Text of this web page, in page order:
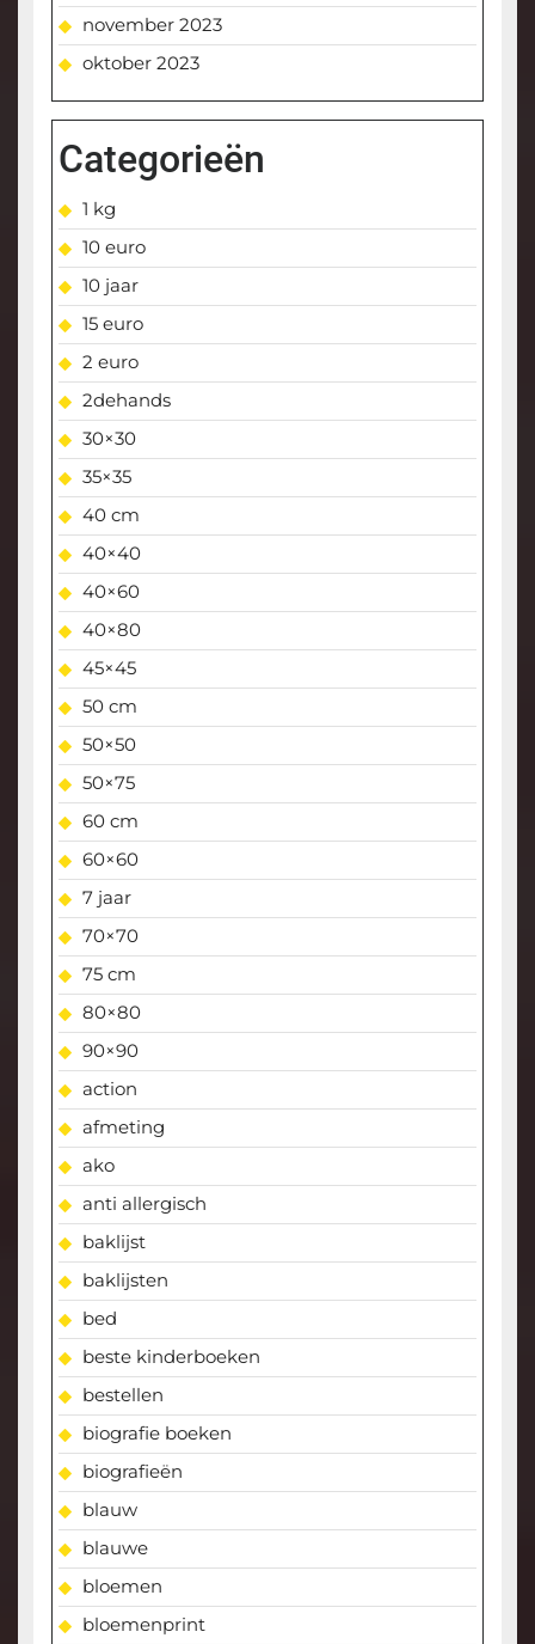
november 2023
oktober 2023
Categorieën
1 kg
10 euro
10 jaar
15 euro
2 euro
2dehands
30×30
35×35
40 cm
40×40
40×60
40×80
45×45
50 cm
50×50
50×75
60 cm
60×60
7 jaar
70×70
75 cm
80×80
90×90
action
afmeting
ako
anti allergisch
baklijst
baklijsten
bed
beste kinderboeken
bestellen
biografie boeken
biografieën
blauw
blauwe
bloemen
bloemenprint